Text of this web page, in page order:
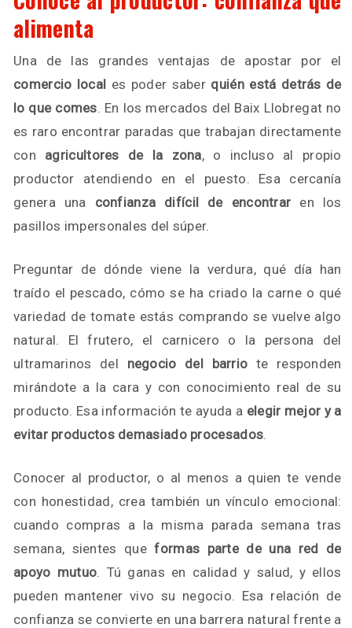
alimenta
Una de las grandes ventajas de apostar por el
comercio local es poder saber quién está detrás de
lo que comes. En los mercados del Baix Llobregat no
es raro encontrar paradas que trabajan directamente
con agricultores de la zona, o incluso al propio
productor atendiendo en el puesto. Esa cercanía
genera una confianza difícil de encontrar en los
pasillos impersonales del súper.
Preguntar de dónde viene la verdura, qué día han
traído el pescado, cómo se ha criado la carne o qué
variedad de tomate estás comprando se vuelve algo
natural. El frutero, el carnicero o la persona del
ultramarinos del negocio del barrio te responden
mirándote a la cara y con conocimiento real de su
producto. Esa información te ayuda a elegir mejor y a
evitar productos demasiado procesados.
Conocer al productor, o al menos a quien te vende
con honestidad, crea también un vínculo emocional:
cuando compras a la misma parada semana tras
semana, sientes queformas parte de una red de
apoyo mutuo. Tú ganas en calidad y salud, y ellos
pueden mantener vivo su negocio. Esa relación de
confianza se convierte en una barrera natural frente a